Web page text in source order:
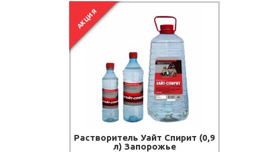
АКЦИЯ
Растворитель Уайт Спирит (0,9
л) Запорожье